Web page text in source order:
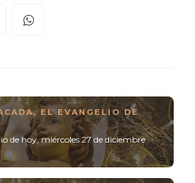
, EL EVANGELIO DE
de hoy, miércoles 27 de diciembre